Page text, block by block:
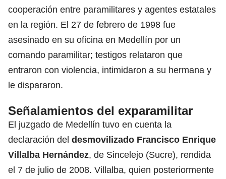
cooperación entre paramilitares y agentes estatales
en la región. El 27 de febrero de 1998 fue
asesinado en su oficina en Medellín por un
comando paramilitar; testigos relataron que
entraron con violencia, intimidaron a su hermana y
le dispararon.
Señalamientos del exparamilitar
El juzgado de Medellín tuvo en cuenta la
declaración del desmovilizado Francisco Enrique
Villalba Hernández, de Sincelejo (Sucre), rendida
el 7 de julio de 2008. Villalba, quien posteriormente